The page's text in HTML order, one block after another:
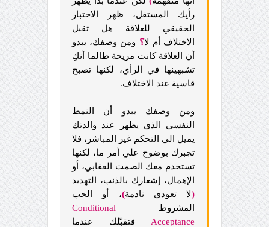
رأيك المستقل، ظهر الاختبار
الحقيقي للعلاقة هل تقبل
الاختلاف أم لا؟ ومن وصفك، يبدو
أن العلاقة كانت مريحة طالما أنكِ
تشبهينها في الرأي، لكنها تصبح
قاسية عند الاختلاف.
ومن وصفك يبدو أن النمط
النفسي الذي يظهر عند والدتك
يميل الي التحكم غير المباشر، فلا
تجبرك بوضوح علي أمر ما، لكنها
تستخدم معك الصمت العقابي، أو
الإهمال، إشعارك بالذنب، التهديد
(لا تعودي نادمة)، أو الحب
المشروط
Conditional
Acceptance
فتقبّلك عندما